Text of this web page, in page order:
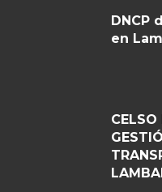
DNCP
en
CELSO